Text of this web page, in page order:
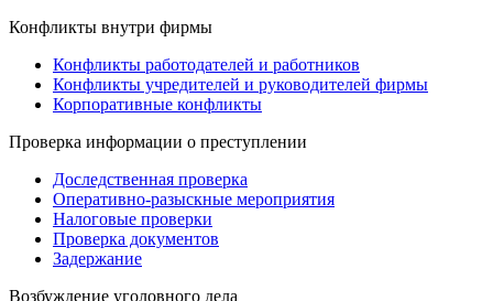
Конфликты внутри фирмы
Конфликты работодателей и работников
Конфликты учредителей и руководителей фирмы
Корпоративные конфликты
Проверка информации о преступлении
Доследственная проверка
Оперативно-разыскные мероприятия
Налоговые проверки
Проверка документов
Задержание
Возбуждение уголовного дела